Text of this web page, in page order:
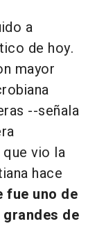
a
de hoy.
mayor
--señala
vio la
hace
fue uno de
de